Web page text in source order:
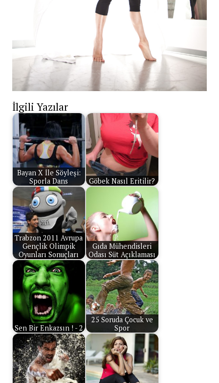
İlgili Yazılar
Bayan X İle Söyleşi:
Sporla Dans
Göbek Nasıl Eritilir?
Trabzon 2011 Avrupa
Gençlik Olimpik
Oyunları Sonuçları
Gıda Mühendisleri
Odası Süt Açıklaması
Sen Bir Enkazsın ! - 2
25 Soruda Çocuk ve
Spor